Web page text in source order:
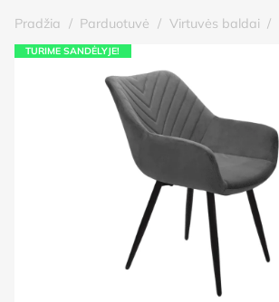
Pradžia / Parduotuvė / Virtuvės baldai /
TURIME SANDĖLYJE!